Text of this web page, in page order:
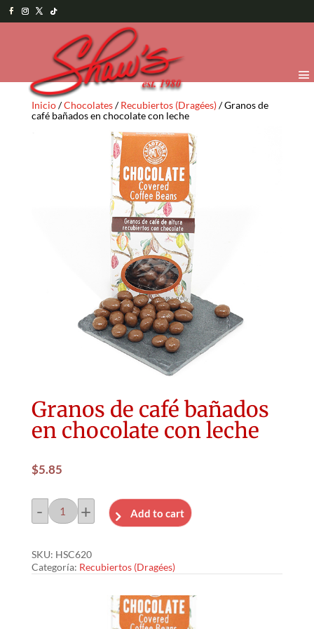
Inicio/Chocolates/Recubiertos (Dragées)/ Granos de
café bañados en chocolate con leche
Granos de café bañados
en chocolate con leche
$5.85
Granos
café
bañados
- + Add to cart
SKU: HSC620
Categoría: Recubiertos (Dragées)